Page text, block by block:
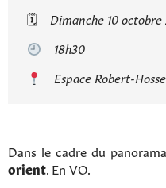
🗓
Dimanche 10 octobre
18h30
Espace Robert-
Dans le cadre du panorama
orient . En VO.